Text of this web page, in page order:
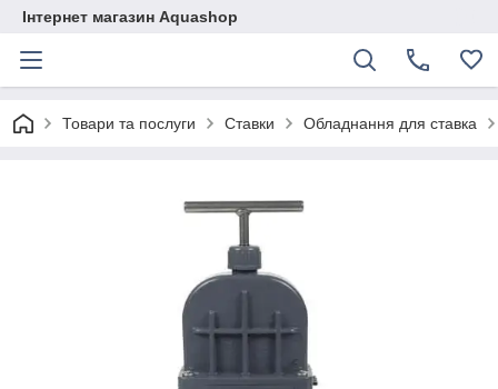
Інтернет магазин Aquashop
Товари та послуги Ставки Обладнання для ставка